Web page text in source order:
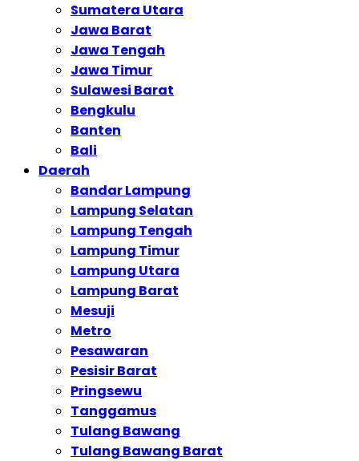
Sumatera Utara
Jawa Barat
Jawa Tengah
Jawa Timur
Sulawesi Barat
Bengkulu
Banten
Bali
Daerah
Bandar Lampung
Lampung Selatan
Lampung Tengah
Lampung Timur
Lampung Utara
Lampung Barat
Mesuji
Metro
Pesawaran
Pesisir Barat
Pringsewu
Tanggamus
Tulang Bawang
Tulang Bawang Barat